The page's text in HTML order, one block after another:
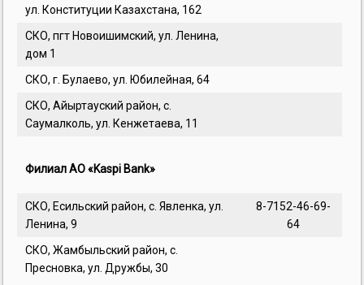
ул. Конституции Казахстана, 162
СКО, пгт Новоишимский, ул. Ленина,
дом 1
СКО, г. Булаево, ул. Юбилейная, 64
СКО, Айыртауский район, с.
Саумалколь, ул. Кенжетаева, 11
Филиал АО «Kaspi Bank»
СКО, Есильский район, с. Явленка, ул.
Ленина, 9
8-7152-46-69-
64
СКО, Жамбыльский район, с.
Пресновка, ул. Дружбы, 30